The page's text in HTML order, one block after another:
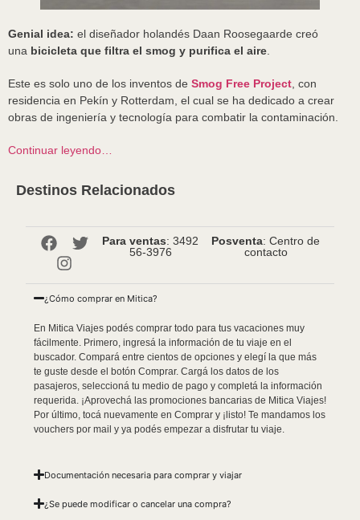
Genial idea: el diseñador holandés Daan Roosegaarde creó
una bicicleta que filtra el smog y purifica el aire
Este es solo uno de los inventos de Smog Free Project , con
residencia en Pekín y Rotterdam, el cual se ha dedicado a crear
obras de ingeniería y tecnología para combatir la contaminación.
Continuar leyendo…
Destinos Relacionados
Para ventas: 3492
56-3976
Posventa: Centro de
contacto
¿Cómo comprar en Mitica?
En Mitica Viajes podés comprar todo para tus vacaciones muy
fácilmente. Primero, ingresá la información de tu viaje en el
buscador. Compará entre cientos de opciones y elegí la que más
te guste desde el botón Comprar. Cargá los datos de los
pasajeros, seleccioná tu medio de pago y completá la información
requerida. ¡Aprovechá las promociones bancarias de Mitica Viajes!
Por último, tocá nuevamente en Comprar y ¡listo! Te mandamos los
vouchers por mail y ya podés empezar a disfrutar tu viaje.
Documentación necesaria para comprar y viajar
¿Se puede modificar o cancelar una compra?